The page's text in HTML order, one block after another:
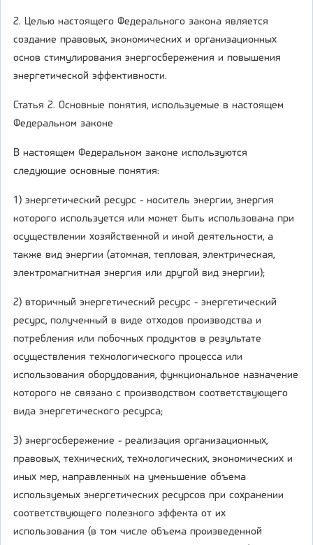
2. Целью настоящего Федерального закона является
создание правовых, экономических и организационных
основ стимулирования энергосбережения и повышения
энергетической эффективности.
Статья 2. Основные понятия, используемые в настоящем
Федеральном законе
В настоящем Федеральном законе используются
следующие основные понятия:
1) энергетический ресурс - носитель энергии, энергия
которого используется или может быть использована при
осуществлении хозяйственной и иной деятельности, а
также вид энергии (атомная, тепловая, электрическая,
электромагнитная энергия или другой вид энергии);
2) вторичный энергетический ресурс - энергетический
ресурс, полученный в виде отходов производства и
потребления или побочных продуктов в результате
осуществления технологического процесса или
использования оборудования, функциональное назначение
которого не связано с производством соответствующего
вида энергетического ресурса;
3) энергосбережение - реализация организационных,
правовых, технических, технологических, экономических и
иных мер, направленных на уменьшение объема
используемых энергетических ресурсов при сохранении
соответствующего полезного эффекта от их
использования (в том числе объема произведенной